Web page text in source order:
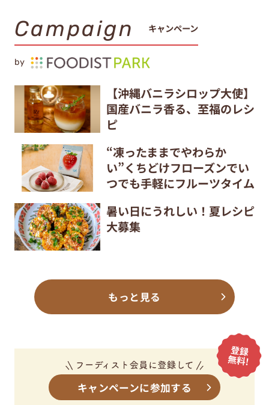
Campaign キャンペーン
by
【沖縄バニラシロップ大使】
国産バニラ香る、至福のレシ
ピ
“凍ったままでやわらか
い”くちどけフローズンでい
つでも手軽にフルーツタイム
暑い日にうれしい！夏レシピ
大募集
もっと見る
キャンペーンに参加する